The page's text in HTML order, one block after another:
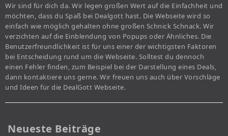
Wir sind für dich da. Wir legen großen Wert auf die Einfachheit und
möchten, dass du Spaß bei Dealgott hast. Die Webseite wird so
einfach wie möglich gehalten ohne großen Schnick Schnack. Wir
verzichten auf die Einblendung von Popups oder Ähnliches. Die
Benutzerfreundlichkeit ist für uns einer der wichtigsten Faktoren
bei Entscheidung rund um die Webseite. Solltest du dennoch
einen Fehler finden, zum Beispiel bei der Darstellung eines Deals,
dann kontaktiere uns gerne. Wir freuen uns auch über Vorschläge
und Ideen für die DealGott Webseite.
Neueste Beiträge